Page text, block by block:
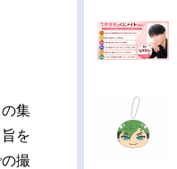
集
を
撮